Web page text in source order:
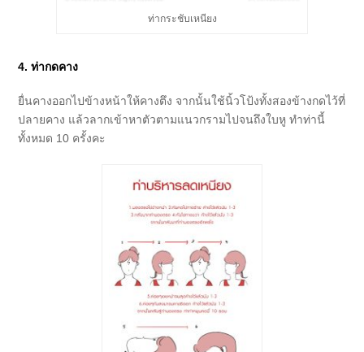
ท่ากระชับเหนียง
4. ท่ากดคาง
ยื่นคางออกไปข้างหน้าให้คางตึง จากนั้นใช้นิ้วโป้งทั้งสองข้างกดไว้ที่
ปลายคาง แล้วลากเข้าหาตัวตามแนวกรามไปจนถึงใบหู ทำท่านี้
ทั้งหมด 10 ครั้งคะ